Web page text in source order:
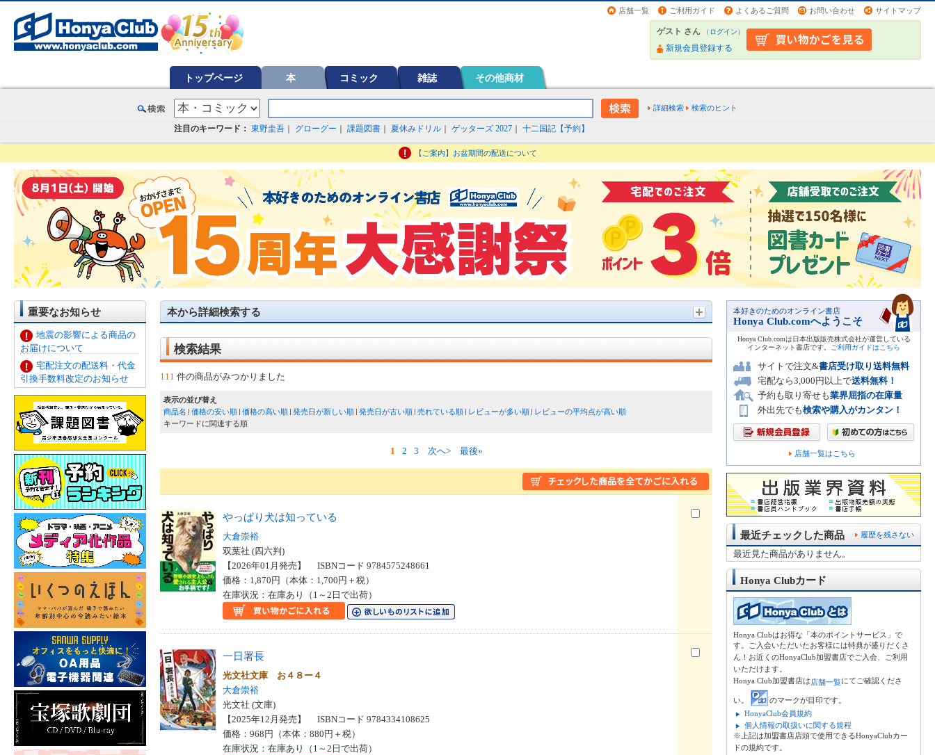
店舗一覧 ご利用ガイド よくあるご質問 お問い合わせ サイトマップ
ゲスト さん （ログイン）
新規会員登録する
トップページ 本 コミック 雑誌 その他商材
詳細検索 検索のヒント
注目のキーワード： 東野圭吾 グローグー 課題図書 夏休みドリル ゲッターズ 2027 十二国記【予約】
【ご案内】お盆期間の配送について
重要なお知らせ
地震の影響による商品の
お届けについて
宅配注文の配送料・代金
引換手数料改定のお知らせ
本から詳細検索する
検索結果
111 件の商品がみつかりました
表示の並び替え
商品名
価格の安い順 価格の高い順 発売日が新しい順 発売日が古い順 売れている順 レビューが多い順
レビューの平均点が高い順
キーワードに関連する順
1 2 3 次へ> 最後»
やっぱり犬は知っている
大倉崇裕
双葉社 (四六判)
【2026年01月発売】 ISBNコード 9784575248661
価格：1,870円（本体：1,700円＋税）
在庫状況：在庫あり（1～2日で出荷）
一日署長
光文社文庫 お４８ー４
大倉崇裕
光文社 (文庫)
【2025年12月発売】 ISBNコード 9784334108625
価格：968円（本体：880円＋税）
在庫状況：在庫あり（1～2日で出荷）
本好きのためのオンライン書店
Honya Club.comへようこそ
Honya Club.comは日本出版販売株式会社が運営している
インターネット書店です。
ご利用ガイドはこちら
サイトで注文&書店受け取り送料無料
宅配なら3,000円以上で送料無料！
予約も取り寄せも業界屈指の在庫量
外出先でも検索や購入がカンタン！
店舗一覧はこちら
履歴を残さない
最近チェックした商品
最近見た商品がありません。
Honya Clubカード
Honya Clubはお得な「本のポイントサービス」で
す。ご入会いただいたお客様には特典が盛りだくさ
ん！お近くのHonyaClub加盟書店でご入会、ご利用
いただけます。
Honya Club加盟書店は店舗一覧にてご確認くださ
い。
のマークが目印です。
HonyaClub会員規約
個人情報の取扱いに関する規程
※上記は加盟書店店頭で使用できるHonyaClubカー
ドの規約です。